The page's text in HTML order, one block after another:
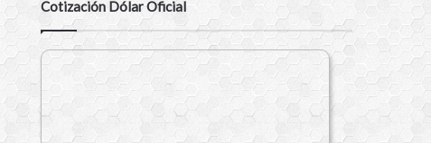
Cotización Dólar Oficial